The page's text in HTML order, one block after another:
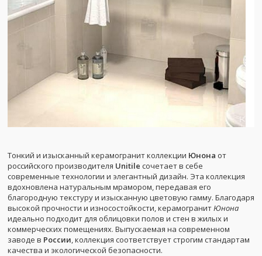
Тонкий и изысканный керамогранит коллекции Юнона от
российского производителя Unitile сочетает в себе
современные технологии и элегантный дизайн. Эта коллекция
вдохновлена натуральным мрамором, передавая его
благородную текстуру и изысканную цветовую гамму. Благодаря
высокой прочности и износостойкости, керамогранитЮнона
идеально подходит для облицовки полов и стен в жилых и
коммерческих помещениях. Выпускаемая на современном
заводе в России , коллекция соответствует строгим стандартам
качества и экологической безопасности.